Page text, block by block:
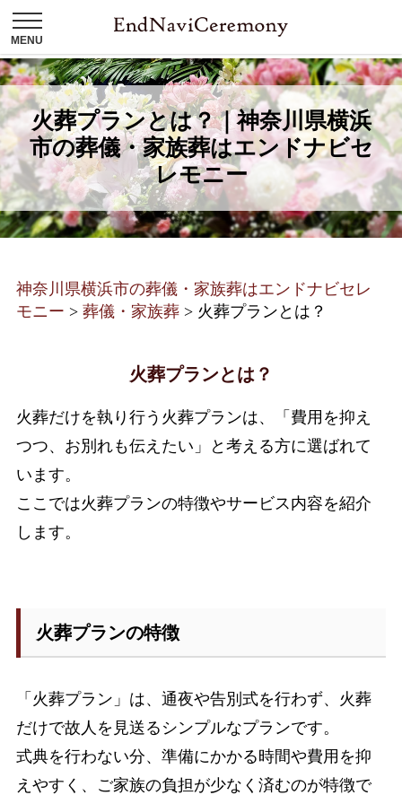
火葬プランとは？｜神奈川県横浜
市の葬儀・家族葬はエンドナビセ
レモニー
神奈川県横浜市の葬儀・家族葬はエンドナビセレ
モニー > 葬儀・家族葬 > 火葬プランとは？
火葬プランとは？
火葬だけを執り行う火葬プランは、「費用を抑え
つつ、お別れも伝えたい」と考える方に選ばれて
います。
ここでは火葬プランの特徴やサービス内容を紹介
します。
火葬プランの特徴
「火葬プラン」は、通夜や告別式を行わず、火葬
だけで故人を見送るシンプルなプランです。
式典を行わない分、準備にかかる時間や費用を抑
えやすく、ご家族の負担が少なく済むのが特徴で